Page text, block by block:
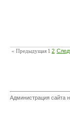
« Предыдущая 1 2
Администрация сайта